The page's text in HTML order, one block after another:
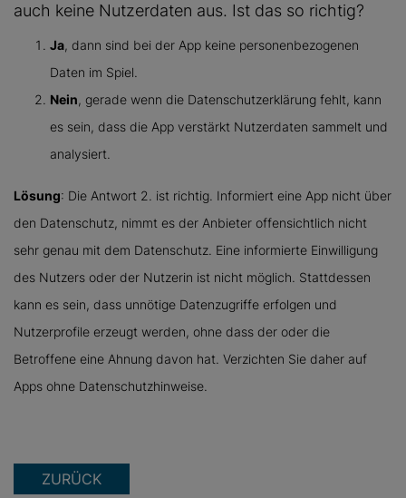
auch keine Nutzerdaten aus. Ist das so richtig?
Ja, dann sind bei der App keine personenbezogenen
Daten im Spiel.
Nein, gerade wenn die Datenschutzerklärung fehlt, kann
es sein, dass die App verstärkt Nutzerdaten sammelt und
analysiert.
Lösung: Die Antwort 2. ist richtig. Informiert eine App nicht über
den Datenschutz, nimmt es der Anbieter offensichtlich nicht
sehr genau mit dem Datenschutz. Eine informierte Einwilligung
des Nutzers oder der Nutzerin ist nicht möglich. Stattdessen
kann es sein, dass unnötige Datenzugriffe erfolgen und
Nutzerprofile erzeugt werden, ohne dass der oder die
Betroffene eine Ahnung davon hat. Verzichten Sie daher auf
Apps ohne Datenschutzhinweise.
ZURÜCK